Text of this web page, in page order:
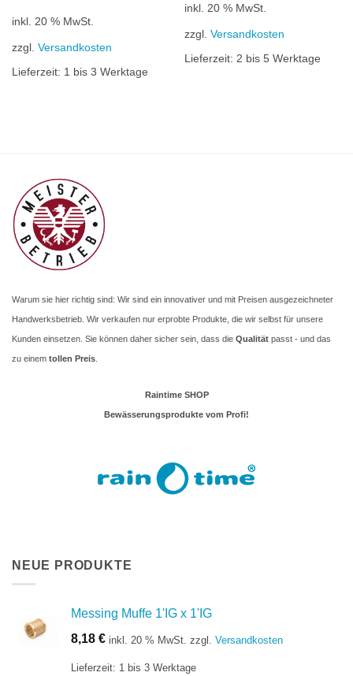
inkl. 20 % MwSt.
zzgl. Versandkosten
Lieferzeit: 1 bis 3 Werktage
inkl. 20 % MwSt.
zzgl. Versandkosten
Lieferzeit: 2 bis 5 Werktage
Warum sie hier richtig sind: Wir sind ein innovativer und mit Preisen ausgezeichneter
Handwerksbetrieb. Wir verkaufen nur erprobte Produkte, die wir selbst für unsere
Kunden einsetzen. Sie können daher sicher sein, dass die Qualität passt - und das
zu einem tollen Preis
Raintime SHOP
Bewässerungsprodukte vom Profi!
NEUE PRODUKTE
Messing Muffe 1'IG x 1'IG
8,18 € inkl. 20 % MwSt. zzgl. Versandkosten
Lieferzeit: 1 bis 3 Werktage